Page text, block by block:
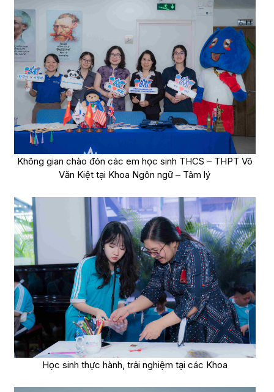
Không gian chào đón các em học sinh THCS – THPT Võ
Văn Kiệt tại Khoa Ngôn ngữ – Tâm lý
Học sinh thực hành, trải nghiệm tại các Khoa